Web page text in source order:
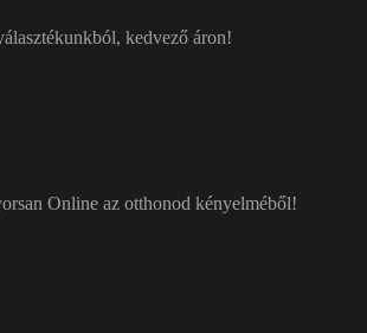
kedvező áron!
Online az otthonod kényelméből!